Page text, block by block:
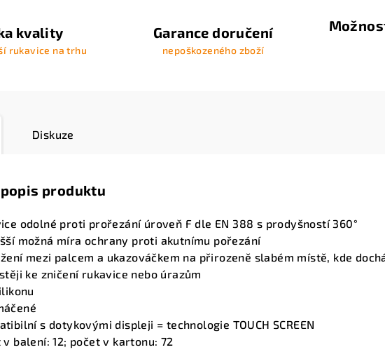
kvality
rukavice na trhu
Garance doručení
nepoškozeného zboží
Diskuze
produktu
odolné proti prořezání úroveň F dle EN 388 s prodyšností 360°
možná míra ochrany proti akutnímu pořezání
mezi palcem a ukazováčkem na přirozeně slabém místě, kde
ke zničení rukavice nebo úrazům
s dotykovými displeji = technologie TOUCH SCREEN
v balení: 12; počet v kartonu: 72